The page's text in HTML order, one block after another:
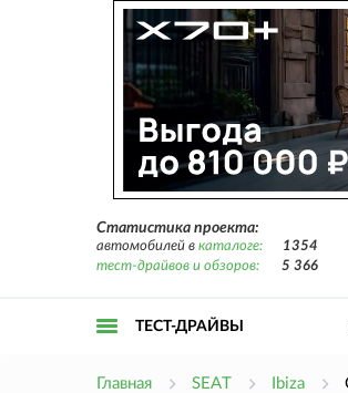
Статистика проекта:
автомобилей в каталоге:
1354
тест-драйвов и обзоров:
5 366
ТЕСТ-ДРАЙВЫ
Главная SEAT Ibiza